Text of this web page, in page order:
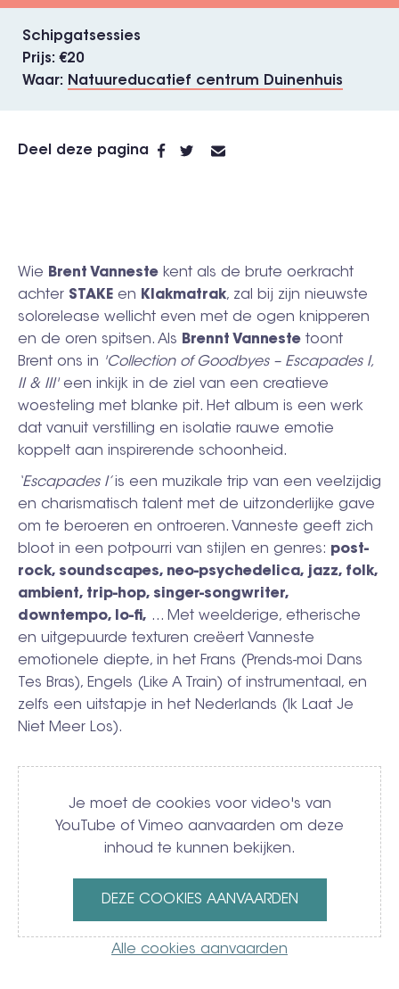
Schipgatsessies
Prijs
€20
Waar
Natuureducatief centrum Duinenhuis
Deel deze pagina
Wie Brent Vanneste kent als de brute oerkracht
achter STAKE en Klakmatrak, zal bij zijn nieuwste
solorelease wellicht even met de ogen knipperen
en de oren spitsen. Als Brennt Vanneste toont
Brent ons in 'Collection of Goodbyes – Escapades I,
II & III'een inkijk in de ziel van een creatieve
woesteling met blanke pit. Het album is een werk
dat vanuit verstilling en isolatie rauwe emotie
koppelt aan inspirerende schoonheid.
‘Escapades I’is een muzikale trip van een veelzijdig
en charismatisch talent met de uitzonderlijke gave
om te beroeren en ontroeren. Vanneste geeft zich
bloot in een potpourri van stijlen en genres: post-
rock, soundscapes, neo-psychedelica, jazz, folk,
ambient, trip-hop, singer-songwriter,
downtempo, lo-fi, ... Met weelderige, etherische
en uitgepuurde texturen creëert Vanneste
emotionele diepte, in het Frans (Prends-moi Dans
Tes Bras), Engels (Like A Train) of instrumentaal, en
zelfs een uitstapje in het Nederlands (Ik Laat Je
Niet Meer Los).
Video
Je moet de cookies voor video's van
YouTube of Vimeo aanvaarden om deze
inhoud te kunnen bekijken.
DEZE COOKIES AANVAARDEN
Alle cookies aanvaarden